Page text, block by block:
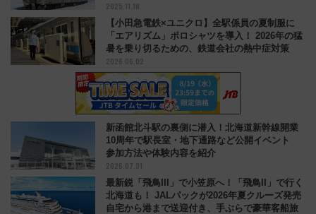
2025.11.18
【小田急電鉄×ユニクロ】全駅係員の夏制服に
「エアリズム」ポロシャツを導入！ 2026年の猛
暑を乗り切るための、鉄道会社の熱中症対策
2026.06.02
新函館北斗駅の裏側に潜入！北海道新幹線開業
10周年で駅長室・地下通路など公開イベント
参加方法や体験内容を紹介
2026.07.31
最新鋭「飛鳥III」で小笠原へ！「飛鳥II」で行く
北海道も！ JALパックが2026年夏クルーズ発売
自宅から港まで送迎付き、手ぶらで豪華客船旅